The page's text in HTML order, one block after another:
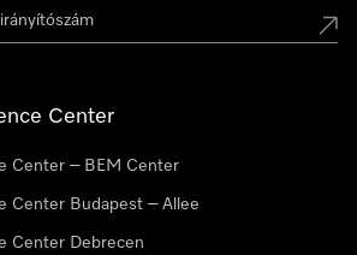
Center
Center – BEM Center
Center Budapest – Allee
Center Debrecen